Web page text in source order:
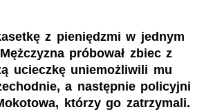
z pieniędzmi w jednym
próbował zbiec z
ucieczkę uniemożliwili mu
a następnie policyjni
którzy go zatrzymali.